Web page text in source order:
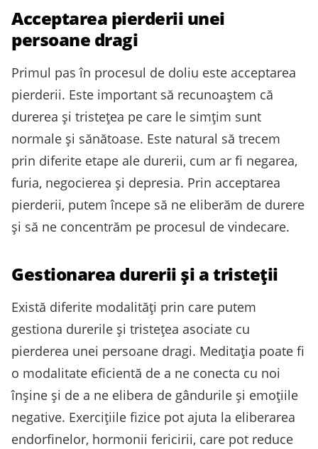
Acceptarea pierderii unei
persoane dragi
Primul pas în procesul de doliu este acceptarea
pierderii. Este important să recunoaștem că
durerea și tristețea pe care le simțim sunt
normale și sănătoase. Este natural să trecem
prin diferite etape ale durerii, cum ar fi negarea,
furia, negocierea și depresia. Prin acceptarea
pierderii, putem începe să ne eliberăm de durere
și să ne concentrăm pe procesul de vindecare.
Gestionarea durerii și a tristeții
Există diferite modalități prin care putem
gestiona durerile și tristețea asociate cu
pierderea unei persoane dragi. Meditația poate fi
o modalitate eficientă de a ne conecta cu noi
înșine și de a ne elibera de gândurile și emoțiile
negative. Exercițiile fizice pot ajuta la eliberarea
endorfinelor, hormonii fericirii, care pot reduce